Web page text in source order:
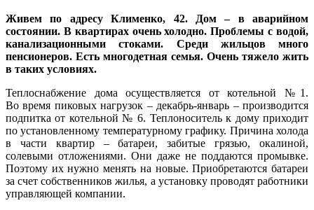
Живем по адресу Клименко, 42. Дом – в аварийном
состоянии. В квартирах очень холодно. Проблемы с водой,
канализационными стоками. Среди жильцов много
пенсионеров. Есть многодетная семья. Очень тяжело жить
в таких условиях.
Теплоснабжение дома осуществляется от котельной №1.
Во время пиковых нагрузок – декабрь-январь – производится
подпитка от котельной № 6. Теплоноситель к дому приходит
по установленному температурному графику. Причина холода
в части квартир – батареи, забитые грязью, окалиной,
солевыми отложениями. Они даже не поддаются промывке.
Поэтому их нужно менять на новые. Приобретаются батареи
за счет собственников жилья, а установку проводят работники
управляющей компании.